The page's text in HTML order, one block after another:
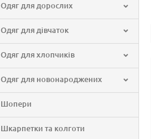
Одяг для дорослих
Одяг для дівчаток
Одяг для хлопчиків
Одяг для новонароджених
Шопери
Шкарпетки та колготи